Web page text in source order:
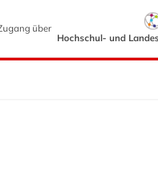
über
Hochschul- und